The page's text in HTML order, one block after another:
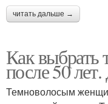
читать дальше →
Как выбрать
после 50
Темноволосым